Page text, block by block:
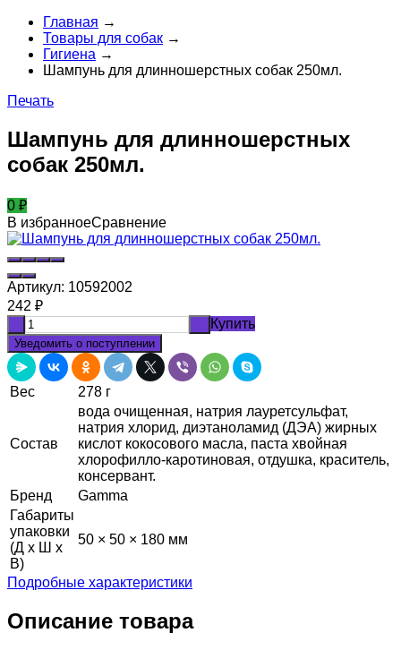
Главная →
Товары для собак →
Гигиена →
Шампунь для длинношерстных собак 250мл.
Печать
Шампунь для длинношерстных
собак 250мл.
0 ₽
В избранноеСравнение
Артикул: 10592002
242 ₽
Купить
Уведомить о поступлении
Вес 278 г
Состав
вода очищенная, натрия лауретсульфат,
натрия хлорид, диэтаноламид (ДЭА) жирных
кислот кокосового масла, паста хвойная
хлорофилло-каротиновая, отдушка, краситель,
консервант.
Бренд
Gamma
Габариты
упаковки
(Д х Ш х
В)
50 × 50 × 180 мм
Подробные характеристики
Описание товара